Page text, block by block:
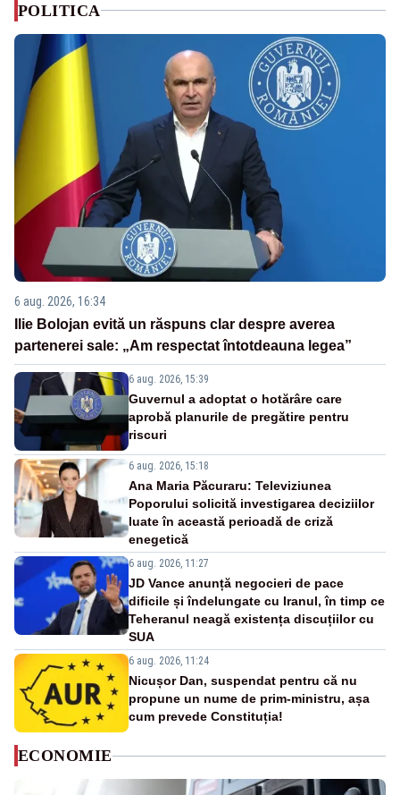
POLITICA
6 aug. 2026, 16:34
Ilie Bolojan evită un răspuns clar despre averea
partenerei sale: „Am respectat întotdeauna legea”
6 aug. 2026, 15:39
Guvernul a adoptat o hotărâre care
aprobă planurile de pregătire pentru
riscuri
6 aug. 2026, 15:18
Ana Maria Păcuraru: Televiziunea
Poporului solicită investigarea deciziilor
luate în această perioadă de criză
enegetică
6 aug. 2026, 11:27
JD Vance anunță negocieri de pace
dificile și îndelungate cu Iranul, în timp ce
Teheranul neagă existența discuțiilor cu
SUA
6 aug. 2026, 11:24
Nicușor Dan, suspendat pentru că nu
propune un nume de prim-ministru, așa
cum prevede Constituția!
ECONOMIE